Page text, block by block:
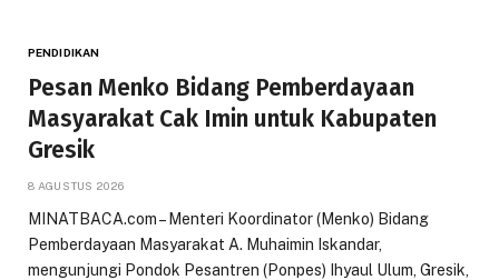
PENDIDIKAN
Pesan Menko Bidang Pemberdayaan
Masyarakat Cak Imin untuk Kabupaten
Gresik
8 AGUSTUS 2026
MINATBACA.com – Menteri Koordinator (Menko) Bidang
Pemberdayaan Masyarakat A. Muhaimin Iskandar,
mengunjungi Pondok Pesantren (Ponpes) Ihyaul Ulum, Gresik,